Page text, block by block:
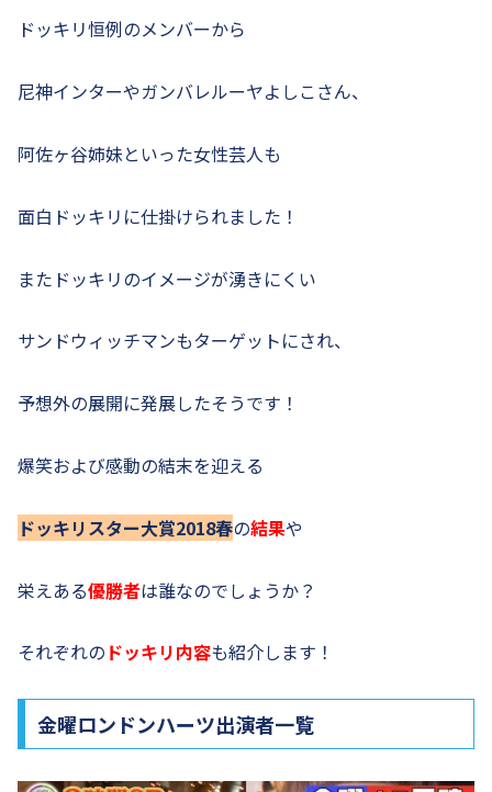
ドッキリ恒例のメンバーから
尼神インターやガンバレルーヤよしこさん、
阿佐ヶ谷姉妹といった女性芸人も
面白ドッキリに仕掛けられました！
またドッキリのイメージが湧きにくい
サンドウィッチマンもターゲットにされ、
予想外の展開に発展したそうです！
爆笑および感動の結末を迎える
ドッキリスター大賞2018春の結果や
栄えある優勝者は誰なのでしょうか？
それぞれの ドッキリ内容も紹介します！
金曜ロンドンハーツ出演者一覧